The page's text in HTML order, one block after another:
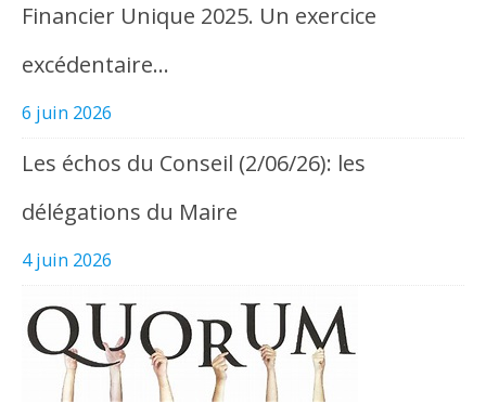
Financier Unique 2025. Un exercice
excédentaire…
6 juin 2026
Les échos du Conseil (2/06/26): les
délégations du Maire
4 juin 2026